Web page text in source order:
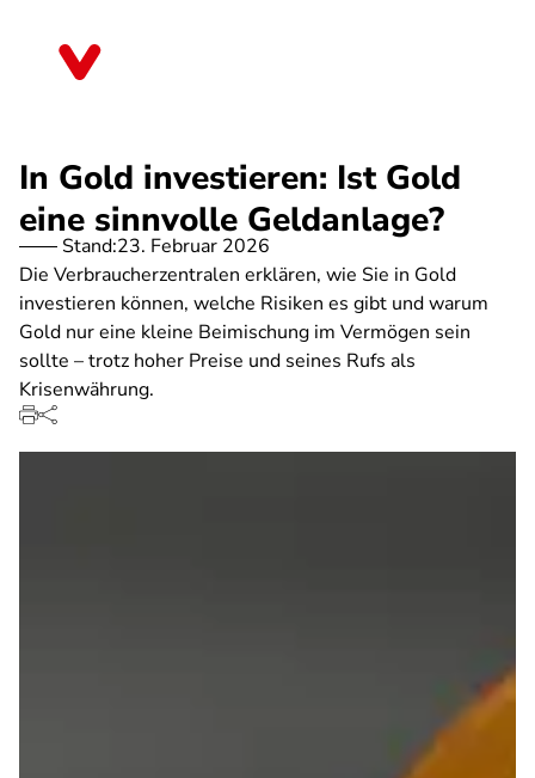
In Gold investieren: Ist Gold
eine sinnvolle Geldanlage?
Stand:23. Februar 2026
Die Verbraucherzentralen erklären, wie Sie in Gold
investieren können, welche Risiken es gibt und warum
Gold nur eine kleine Beimischung im Vermögen sein
sollte – trotz hoher Preise und seines Rufs als
Krisenwährung.